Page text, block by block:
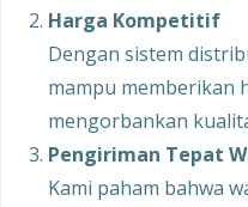
Harga Kompetitif
Dengan sistem
mampu memberikan
mengorbankan
Pengiriman Tepat
Kami paham bahwa